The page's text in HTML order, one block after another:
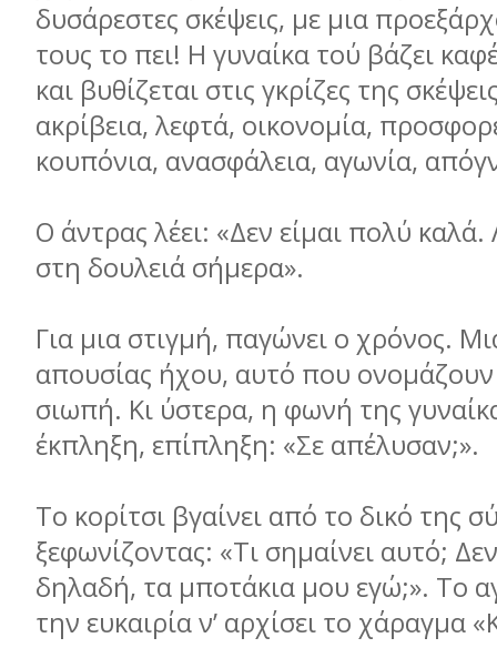
δυσάρεστες σκέψεις, με μια
τους το πει! Η γυναίκα τού βάζει
και βυθίζεται στις γκρίζες της
ακρίβεια, λεφτά, οικονομία,
κουπόνια, ανασφάλεια, αγωνία,
Ο άντρας λέει: «Δεν είμαι πολύ
στη δουλειά σήμερα».
Για μια στιγμή, παγώνει ο χρόνος.
απουσίας ήχου, αυτό που
σιωπή. Κι ύστερα, η φωνή της
έκπληξη, επίπληξη: «Σε απέλυσαν;».
Το κορίτσι βγαίνει από το δικό της
ξεφωνίζοντας: «Τι σημαίνει αυτό;
δηλαδή, τα μποτάκια μου εγώ;». Το
την ευκαιρία ν’ αρχίσει το χάραγμα